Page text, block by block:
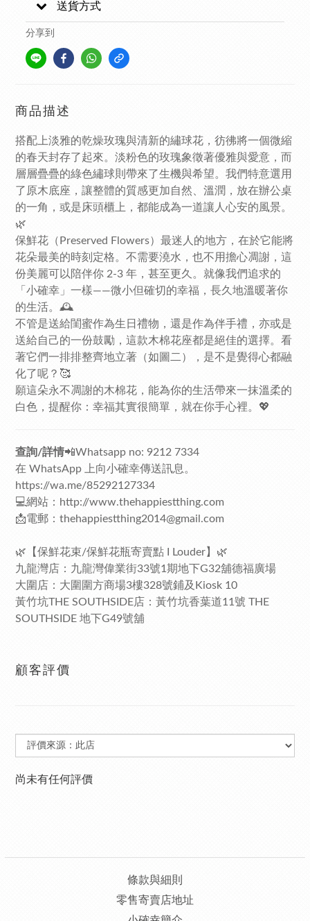
送貨方式
分享到
商品描述
搭配上淡雅的乾燥玫瑰與清新的繡球花，彷彿將一個微縮
的春天封存了起來。淡粉色的玫瑰象徵著優雅與愛意，而
層層疊疊的綠色繡球則帶來了生機與希望。我們特意選用
了原木底座，讓整體的質感更加自然、溫潤，放在辦公桌
的一角，或是床頭櫃上，都能成為一道讓人心安的風景。
🌿
保鮮花（Preserved Flowers）最迷人的地方，在於它能將
花朵最美的時刻定格。不需要澆水，也不用擔心凋謝，這
份美麗可以陪伴你 2-3 年，甚至更久。就像我們追求的
「小確幸」一樣——微小但確切的幸福，長久地溫暖著你
的生活。🕰️
不管是送給閨蜜作為生日禮物，還是作為伴手禮，亦或是
送給自己的一份鼓勵，這款木棉花座都是絕佳的選擇。看
著它們一排排整齊地立著（如圖二），是不是覺得心都融
化了呢？🥰
願這朵永不凋謝的木棉花，能為你的生活帶來一抹溫柔的
白色，提醒你：幸福其實很簡單，就在你手心裡。💖
查詢/詳情📲Whatsapp no: 9212 7334
在 WhatsApp 上向小確幸傳送訊息。
https://wa.me/85292127334
💻網站： http://www.thehappiestthing.com
📩電郵：thehappiestthing2014@gmail.com
🌿【保鮮花束/保鮮花瓶寄賣點 I Louder】🌿
九龍灣店：九龍灣偉業街33號1期地下G32舖德福廣場
大圍店：大圍圍方商場3樓328號鋪及Kiosk 10
黃竹坑THE SOUTHSIDE店：黃竹坑香葉道11號 THE
SOUTHSIDE 地下G49號舖
顧客評價
尚未有任何評價
條款與細則
零售寄賣店地址